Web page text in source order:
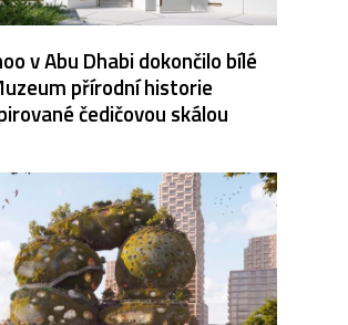
v Abu Dhabi dokončilo bílé
přírodní historie
čedičovou skálou